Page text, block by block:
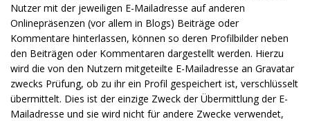
Nutzer mit der jeweiligen E-Mailadresse auf anderen
Onlinepräsenzen (vor allem in Blogs) Beiträge oder
Kommentare hinterlassen, können so deren Profilbilder neben
den Beiträgen oder Kommentaren dargestellt werden. Hierzu
wird die von den Nutzern mitgeteilte E-Mailadresse an Gravatar
zwecks Prüfung, ob zu ihr ein Profil gespeichert ist, verschlüsselt
übermittelt. Dies ist der einzige Zweck der Übermittlung der E-
Mailadresse und sie wird nicht für andere Zwecke verwendet,